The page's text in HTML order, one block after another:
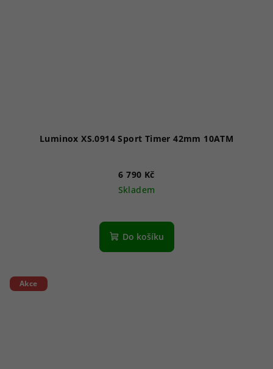
Luminox XS.0914 Sport Timer 42mm 10ATM
6 790 Kč
Skladem
Do košíku
Akce